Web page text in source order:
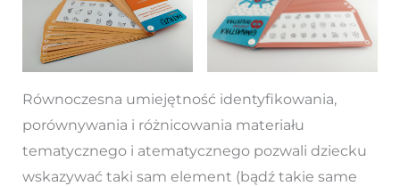
Równoczesna umiejętność identyfikowania,
porównywania i różnicowania materiału
tematycznego i atematycznego pozwali dziecku
wskazywać taki sam element (bądź takie same